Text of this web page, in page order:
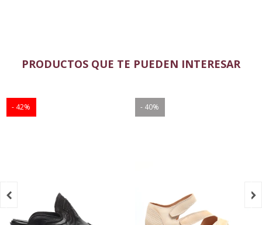
PRODUCTOS QUE TE PUEDEN INTERESAR
42 40
 